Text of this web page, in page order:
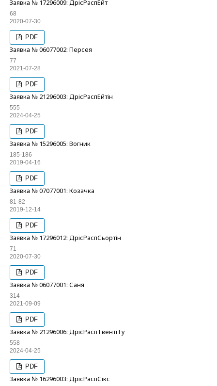
Заявка № 17296009: ДрісРаспЕйт
68
2020-07-30
PDF
Заявка № 06077002: Персея
77
2021-07-28
PDF
Заявка № 21296003: ДрісРаспЕйтін
555
2024-04-25
PDF
Заявка № 15296005: Вогник
185-186
2019-04-16
PDF
Заявка № 07077001: Козачка
81-82
2019-12-14
PDF
Заявка № 17296012: ДрісРаспСьортін
71
2020-07-30
PDF
Заявка № 06077001: Саня
314
2021-09-09
PDF
Заявка № 21296006: ДрісРаспТвентіТу
558
2024-04-25
PDF
Заявка № 16296003: ДрісРаспСікс